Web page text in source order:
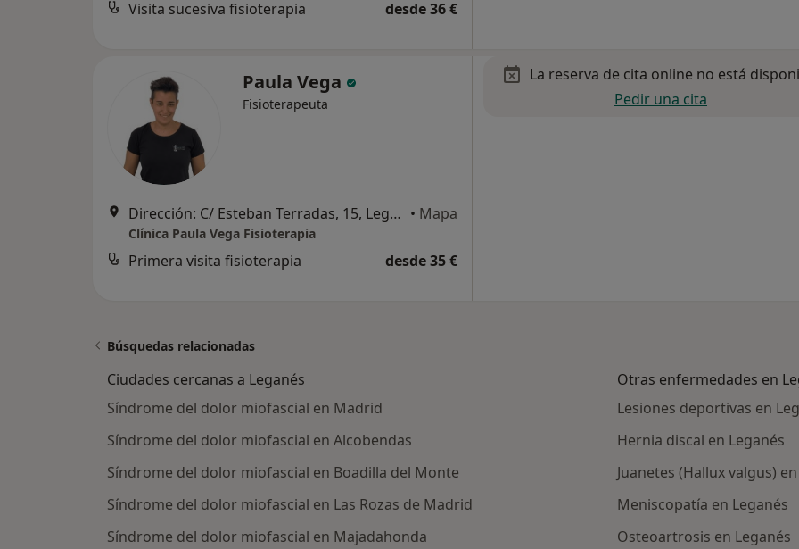
Visita sucesiva fisioterapia desde 36 €
Paula Vega
Fisioterapeuta
Dirección: C/ Esteban Terradas, 15, Leganés • Mapa
Clínica Paula Vega Fisioterapia
Primera visita fisioterapia desde 35 €
La reserva de cita online no está
Pedir una cita
Búsquedas relacionadas
Ciudades cercanas a Leganés
Síndrome del dolor miofascial en Madrid
Síndrome del dolor miofascial en Alcobendas
Síndrome del dolor miofascial en Boadilla del Monte
Síndrome del dolor miofascial en Las Rozas de Madrid
Síndrome del dolor miofascial en Majadahonda
Otras enfermedades en
Lesiones deportivas en
Hernia discal en Leganés
Juanetes (Hallux valgus)
Meniscopatía en Leganés
Osteoartrosis en Leganés